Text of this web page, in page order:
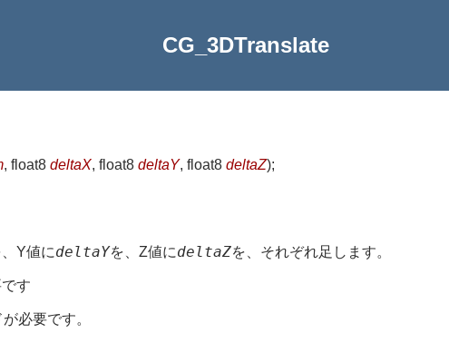
CG_3DTranslate
, float8 deltaX, float8 deltaY, float8 deltaZ);
Y値にdeltaYを、Z値にdeltaZを、それぞれ足します。
す
必要です。